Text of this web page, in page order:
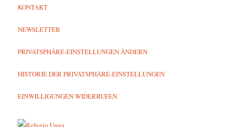
KONTAKT
NEWSLETTER
PRIVATSPHÄRE-EINSTELLUNGEN ÄNDERN
HISTORIE DER PRIVATSPHÄRE-EINSTELLUNGEN
EINWILLIGUNGEN WIDERRUFEN